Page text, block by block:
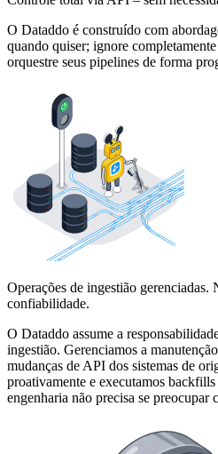
O Dataddo é construído com
quando quiser; ignore
orquestre seus pipelines de forma
Operações de ingestião gerenciadas.
confiabilidade.
O Dataddo assume a
ingestião. Gerenciamos a
mudanças de API dos sistemas de
proativamente e executamos
engenharia não precisa se preocupar